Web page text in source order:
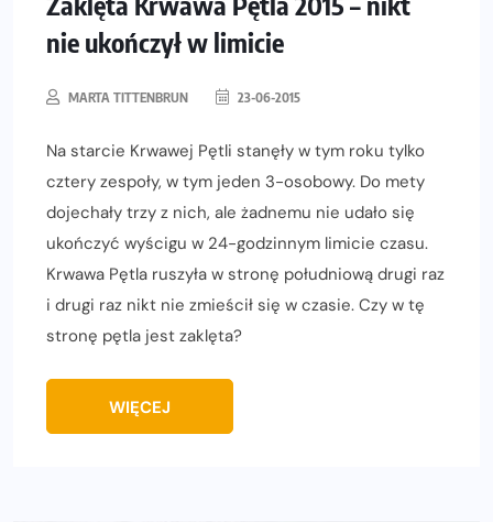
nie ukończył w limicie
MARTA TITTENBRUN 23-06-2015
Na starcie Krwawej Pętli stanęły w tym roku tylko
cztery zespoły, w tym jeden 3-osobowy. Do mety
dojechały trzy z nich, ale żadnemu nie udało się
ukończyć wyścigu w 24-godzinnym limicie czasu.
Krwawa Pętla ruszyła w stronę południową drugi raz
i drugi raz nikt nie zmieścił się w czasie. Czy w tę
stronę pętla jest zaklęta?
WIĘCEJ